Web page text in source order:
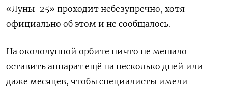
«Луны-25» проходит небезупречно, хотя
официально об этом и не сообщалось.
На окололунной орбите ничто не мешало
оставить аппарат ещё на несколько дней или
даже месяцев, чтобы специалисты имели